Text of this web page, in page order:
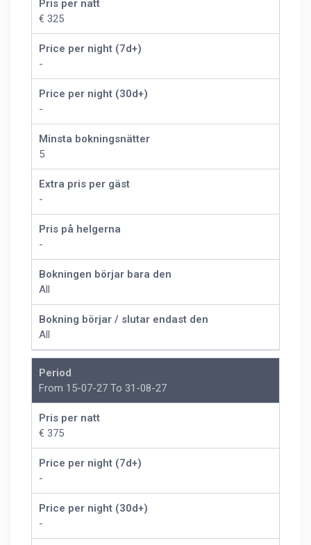
Pris per natt
€ 325
Price per night (7d+)
-
Price per night (30d+)
-
Minsta bokningsnätter
5
Extra pris per gäst
-
Pris på helgerna
-
Bokningen börjar bara den
All
Bokning börjar / slutar endast den
All
Period
From 15-07-27 To 31-08-27
Pris per natt
€ 375
Price per night (7d+)
-
Price per night (30d+)
-